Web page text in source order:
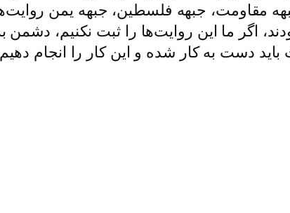
مقاومت، جبهه فلسطین، جبهه یمن
اگر ما این روایت‌ها را ثبت نکنیم،
دست به کار شده و این کار را انجام